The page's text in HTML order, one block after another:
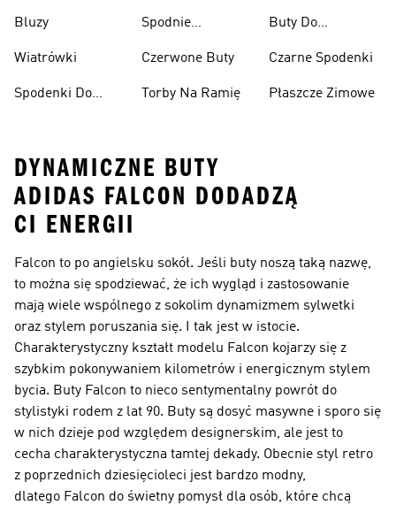
Bluzy
Wiatrówki
Spodenki Do
Spodnie
Czerwone Buty
Torby Na Ramię
Buty Do
Czarne Spodenki
Płaszcze Zimowe
DYNAMICZNE BUTY
ADIDAS FALCON DODADZĄ
CI ENERGII
Falcon to po angielsku sokół. Jeśli buty noszą taką nazwę,
to można się spodziewać, że ich wygląd i zastosowanie
mają wiele wspólnego z sokolim dynamizmem sylwetki
oraz stylem poruszania się. I tak jest w istocie.
Charakterystyczny kształt modelu Falcon kojarzy się z
szybkim pokonywaniem kilometrów i energicznym stylem
bycia. Buty Falcon to nieco sentymentalny powrót do
stylistyki rodem z lat 90. Buty są dosyć masywne i sporo się
w nich dzieje pod względem designerskim, ale jest to
cecha charakterystyczna tamtej dekady. Obecnie styl retro
z poprzednich dziesięcioleci jest bardzo modny,
dlatego Falcon do świetny pomysł dla osób, które chcą